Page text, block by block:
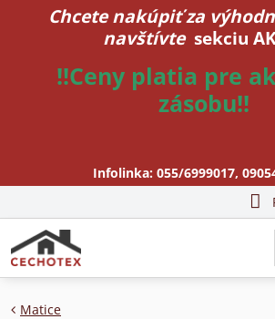
Chcete nakúpiť za
navštívte sekciu
!!Ceny platia pre
zásobu!!
Infolinka: 055/6999017,
Matice